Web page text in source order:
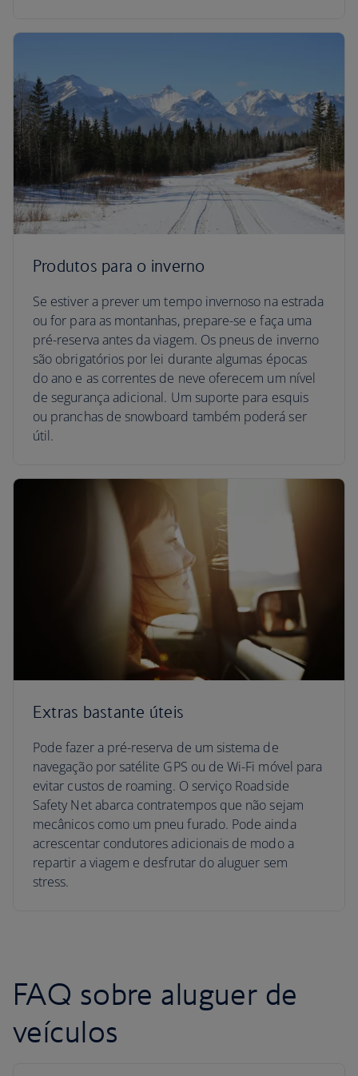
Produtos para o inverno
Se estiver a prever um tempo invernoso na estrada
ou for para as montanhas, prepare-se e faça uma
pré-reserva antes da viagem. Os pneus de inverno
são obrigatórios por lei durante algumas épocas
do ano e as correntes de neve oferecem um nível
de segurança adicional. Um suporte para esquis
ou pranchas de snowboard também poderá ser
útil.
Extras bastante úteis
Pode fazer a pré-reserva de um sistema de
navegação por satélite GPS ou de Wi-Fi móvel para
evitar custos de roaming. O serviço Roadside
Safety Net abarca contratempos que não sejam
mecânicos como um pneu furado. Pode ainda
acrescentar condutores adicionais de modo a
repartir a viagem e desfrutar do aluguer sem
stress.
FAQ sobre aluguer de
veículos